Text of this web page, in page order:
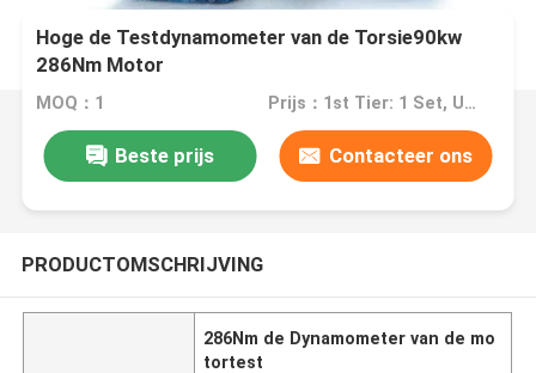
Hoge de Testdynamometer van de Torsie90kw
286Nm Motor
MOQ：1 Prijs：1st Tier: 1 Set, Unit Price USD 3.00 2nd Tier: 2-5 Sets, Unit Price USD 2.00 3rd Tier: Over 5 Sets, Unit Price USD 1.00
Beste prijs Contacteer ons
PRODUCTOMSCHRIJVING
286Nm de Dynamometer van de mo
tortest